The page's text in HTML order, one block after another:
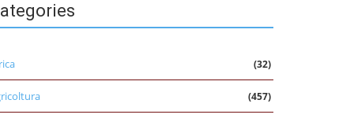
(32)
(457)